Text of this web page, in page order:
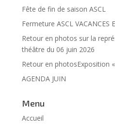
Fête de fin de saison ASCL
Fermeture ASCL VACANCES
Retour en photos sur la
théâtre du 06 juin 2026
Retour en photosExposition «
AGENDA JUIN
Menu
Accueil